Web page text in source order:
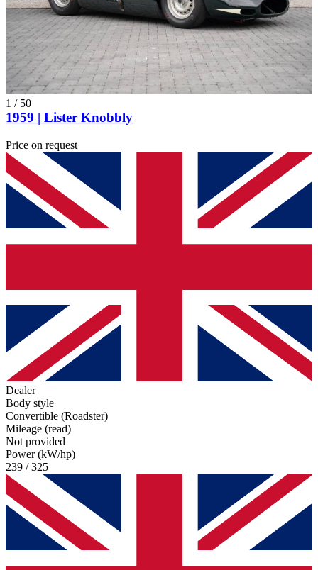
1 / 50
1959 | Lister Knobbly
Price on request
Dealer
Body style
Convertible (Roadster)
Mileage (read)
Not provided
Power (kW/hp)
239 / 325